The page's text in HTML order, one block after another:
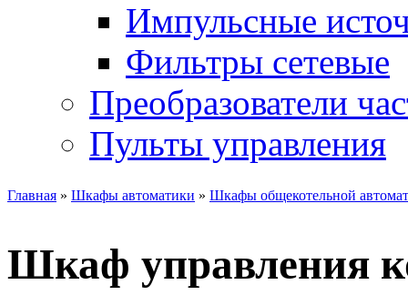
Импульсные
Фильтры сетевые
Преобразователи
Пульты управления
Главная » Шкафы автоматики » Шкафы общекотельной
Шкаф управления